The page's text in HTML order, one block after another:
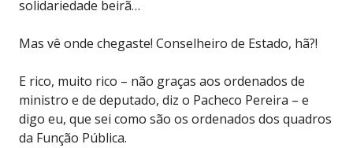
solidariedade beirã…
Mas vê onde chegaste! Conselheiro de Estado, hã?!
E rico, muito rico – não graças aos ordenados de
ministro e de deputado, diz o Pacheco Pereira – e
digo eu, que sei como são os ordenados dos quadros
da Função Pública.